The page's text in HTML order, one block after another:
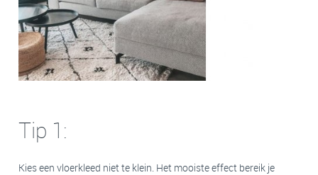
Tip 1:
Kies een vloerkleed niet te klein. Het mooiste effect bereik je